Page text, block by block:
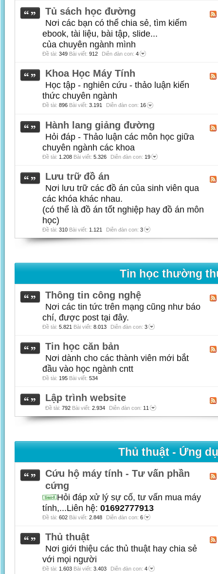
Tủ sách học đường
Nơi các bạn có thể chia sẻ, tìm kiếm
ebook, tài liệu, bài tập, slide...
của chuyên ngành mình
Đề tài: 349 Bài viết: 912 Diễn đàn con: 4
Khoa Học Máy Tính
Học tập - nghiên cứu - thảo luận kiến
thức chuyên ngành
Đề tài: 896 Bài viết: 3.191 Diễn đàn con: 16
Hành lang giảng đường
Hỏi đáp - Thảo luận các môn học giữa
chuyên ngành các khoa
Đề tài: 1.208 Bài viết: 5.326 Diễn đàn con: 19
Lưu trữ đồ án
Nơi lưu trữ các đồ án của sinh viên qua
các khóa khác nhau.
(có thể là đồ án tốt nghiệp hay đồ án môn
học)
Đề tài: 310 Bài viết: 1.121 Diễn đàn con: 3
Tin học thường
Thông tin công nghệ
Nơi các tin tức trên mạng cũng như báo
chí, được post tại đây.
Đề tài: 5.821 Bài viết: 8.013 Diễn đàn con: 3
Tin học căn bản
Nơi dành cho các thành viên mới bắt
đầu vào học ngành cntt
Đề tài: 195 Bài viết: 534
Lập trình website
Đề tài: 792 Bài viết: 2.934 Diễn đàn con: 11
Thủ thuật - Ứng
Cứu hộ máy tính - Tư vấn phần
cứng
Hỏi đáp xử lý sự cố, tư vấn mua máy
tính,...Liên hệ: 01692777913
Đề tài: 602 Bài viết: 2.848 Diễn đàn con: 6
Thủ thuật
Nơi giới thiệu các thủ thuật hay chia sẻ
với mọi người
Đề tài: 1.603 Bài viết: 3.403 Diễn đàn con: 4